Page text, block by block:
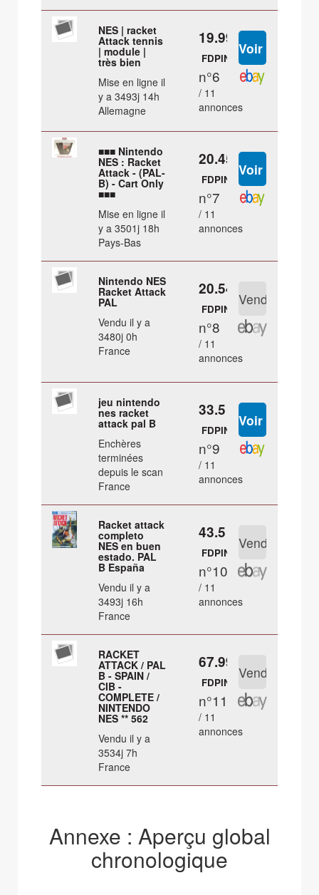
NES | racket
Attack tennis
| module |
très bien
Mise en ligne il
y a 3493j 14h
Allemagne
19.99 €
FDPIN
n°6
/ 11
annonces
■■■ Nintendo
NES : Racket
Attack - (PAL-
B) - Cart Only
■■■
Mise en ligne il
y a 3501j 18h
Pays-Bas
20.45 €
FDPIN
n°7
/ 11
annonces
Nintendo NES
Racket Attack
PAL
Vendu il y a
3480j 0h
France
20.54 €
FDPIN
n°8
/ 11
annonces
jeu nintendo
nes racket
attack pal B
Enchères
terminées
depuis le scan
France
33.5 €
FDPIN
n°9
/ 11
annonces
Racket attack
completo
NES en buen
estado. PAL
B España
Vendu il y a
3493j 16h
France
43.5 €
FDPIN
n°10
/ 11
annonces
RACKET
ATTACK / PAL
B - SPAIN /
CIB -
COMPLETE /
NINTENDO
NES ** 562
Vendu il y a
3534j 7h
France
67.99 €
FDPIN
n°11
/ 11
annonces
Annexe : Aperçu global
chronologique